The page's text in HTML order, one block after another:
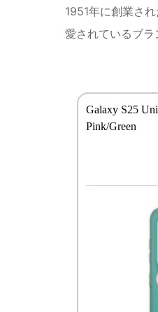
1951年に創業さ
愛されているブラ
Galaxy S25
Pink/Green